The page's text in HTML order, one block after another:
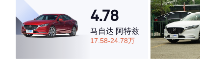
4.78
马自达 阿特兹
17.58-24.78万